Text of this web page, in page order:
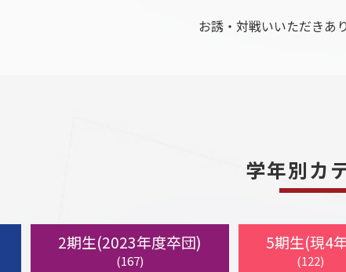
お誘・対戦いいただきあ
学年別カ
2期生(2023年度卒団)
(167)
5期生(現4
(122)